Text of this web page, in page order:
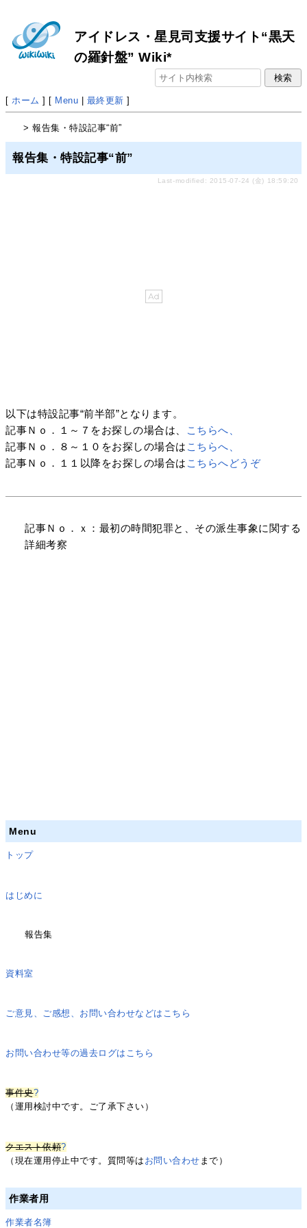
アイドレス・星見司支援サイト“黒天
の羅針盤” Wiki*
[ ホーム ] [ Menu 最終更新 ]
> 報告集・特設記事“前”
報告集・特設記事“前”
Last-modified: 2015-07-24 (金) 18:59:20
以下は特設記事“前半部”となります。
記事Ｎｏ．１～７をお探しの場合は、
こちらへ、
記事Ｎｏ．８～１０をお探しの場合は こちらへ、
記事Ｎｏ．１１以降をお探しの場合は こちらへどうぞ
記事Ｎｏ．ｘ：最初の時間犯罪と、その派生事象に関する
詳細考察
Menu
トップ
はじめに
報告集
資料室
ご意見、ご感想、お問い合わせなどはこちら
お問い合わせ等の過去ログはこちら
事件史?
（運用検討中です。ご了承下さい）
クエスト依頼?
（現在運用停止中です。質問等は お問い合わせ まで）
作業者用
作業者名簿